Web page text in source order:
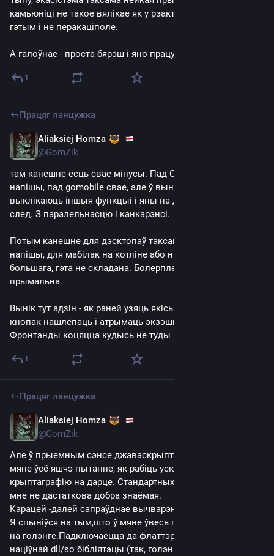
камьюніці не такое вялікае як у рэакт нэйціва, але пры
гэтым і не перакаціполе.
А галоўнае - проста бярэш і яно працуе :)
1
Працяг ланцужка
Aliaksiej Homza
@GomZik
там канешне ёсць свае мінусы. Пад C-ABI свае функцыі
напішы, пад gomobile свае, але ў выніку яны проста
выклікаюць іншыя функцыі і яны на дзіва працуюць як
след. З паралельнасцю і канкарэнсі.
Потым канешне для дэсктопаў таксама враппер на дарце
напішы, для мабілак на котліне або на свіфце, але з
большага, гэта не складана. Болерплейт, так, але
прымальна.
Вынік тут адзін - як раней узяць якісь дэлфі, на форму
кнопак нашлёпаць і атрымаць экзэшнік ужо нельга.
Фронтэнды коцяцца кудысь не туды :)
1
Працяг ланцужка
Aliaksiej Homza
@GomZik
Але ў прыемным сэнсе джаваскрыпт.Але вось бяда.У
мяне ўсё яшчэ пытанне, як рабіць усю гэтую складаную
крыптаграфію на дарце. Стандартных ліб няма,экасістэма
мне не дастаткова добра знаёмая.
Карацей -далей сапраўднае вычварэнства.
Я спыніўся на тым,што ў мяне ўвесь пратакол зроблены
на голэнге.Падключаецца да флаттэра або ў выглядзе
націўнай dll/so бібліятэцы (так, голэнг мае магчымасць